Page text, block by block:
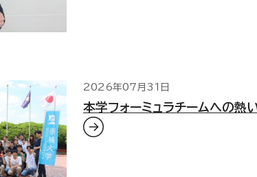
2026年07月31日
本学フォーミュラチームへの熱